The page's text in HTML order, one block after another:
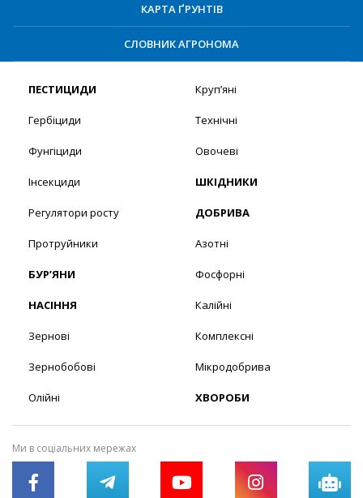
КАРТА ҐРУНТІВ
СЛОВНИК АГРОНОМА
ПЕСТИЦИДИ
Гербіциди
Фунгіциди
Інсекциди
Регулятори росту
Протруйники
БУР’ЯНИ
НАСІННЯ
Зернові
Зернобобові
Олійні
Круп’яні
Технічні
Овочеві
ШКІДНИКИ
ДОБРИВА
Азотні
Фосфорні
Калійні
Комплексні
Мікродобрива
ХВОРОБИ
Ми в соціальних мережах